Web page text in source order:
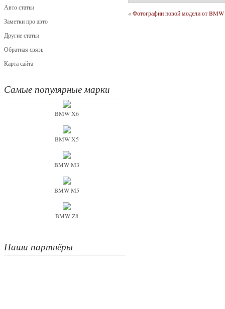
Авто статьи
Заметки про авто
Другие статьи
Обратная связь
Карта сайта
Самые популярные марки
BMW X6
BMW X5
BMW M3
BMW M5
BMW Z8
Наши партнёры
«Фотографии новой модели от